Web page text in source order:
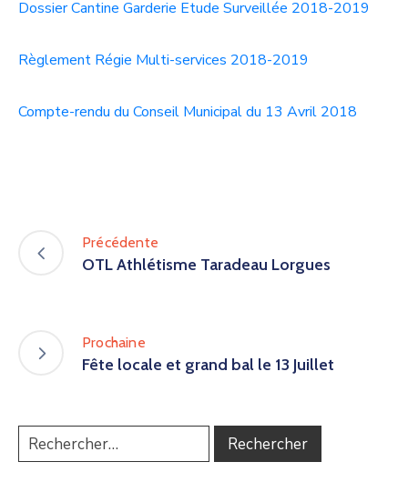
Dossier Cantine Garderie Etude Surveillée 2018-2019
Règlement Régie Multi-services 2018-2019
Compte-rendu du Conseil Municipal du 13 Avril 2018
Précédente
OTL Athlétisme Taradeau Lorgues
Prochaine
Fête locale et grand bal le 13 Juillet